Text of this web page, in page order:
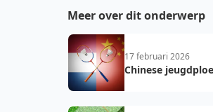
Meer over dit onderwerp
17 februari 2026
Chinese